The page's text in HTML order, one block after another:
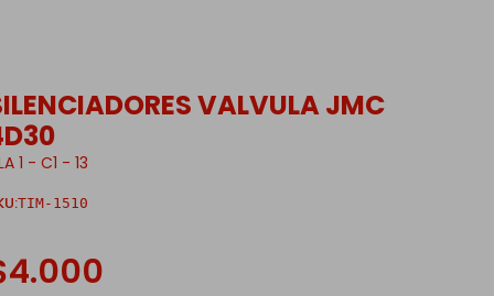
VALVULA JMC
1 - C1 - 13
TIM-1510